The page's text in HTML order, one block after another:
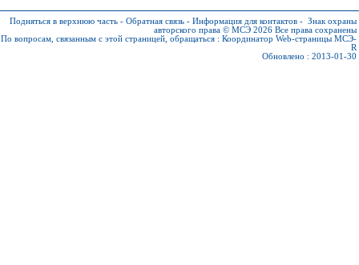
Подняться в верхнюю часть - Обратная связь - Информация для контактов - Знак охраны
авторского права © МСЭ 2026 Все права сохранены
По вопросам, связанным с этой страницей, обращаться : Координатор Web-страницы МСЭ-
R
Обновлено : 2013-01-30